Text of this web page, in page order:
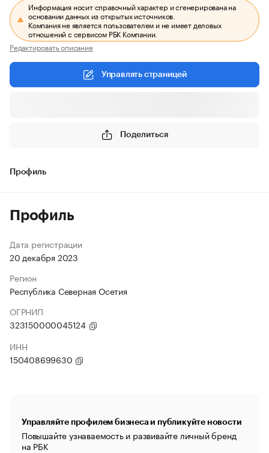
Информация носит справочный характер и сгенерирована на
основании данных из открытых источников.
Компания не является пользователем и не имеет деловых
отношений с сервисом РБК Компании.
Редактировать описание
Управлять страницей
Поделиться
Профиль
Профиль
Дата регистрации
20 декабря 2023
Регион
Республика Северная Осетия
ОГРНИП
323150000045124
ИНН
150408699630
Управляйте профилем бизнеса и публикуйте новости
Повышайте узнаваемость и развивайте личный бренд
на РБК